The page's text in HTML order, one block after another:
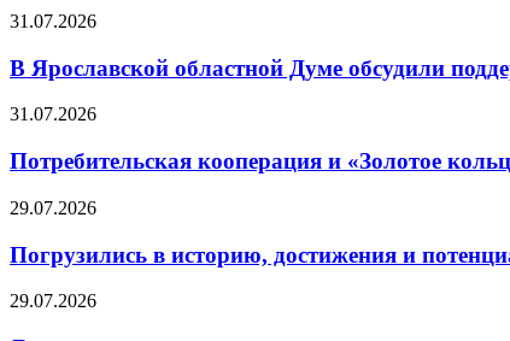
31.07.2026
В Ярославской областной Думе обсудили
31.07.2026
Потребительская кооперация и «Золотое
29.07.2026
Погрузились в историю, достижения и
29.07.2026